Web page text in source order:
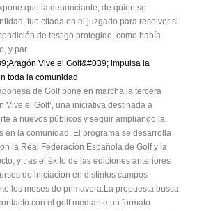
que la denunciante, de quien se
fue citada en el juzgado para resolver si
de testigo protegido, como había
y par
Vive el Golf&#039; impulsa la
toda la comunidad
de Golf pone en marcha la tercera
Vive el Golf’, una iniciativa destinada a
a nuevos públicos y seguir ampliando la
en la comunidad. El programa se desarrolla
la Real Federación Española de Golf y la
y tras el éxito de las ediciones anteriores
de iniciación en distintos campos
los meses de primavera.La propuesta busca
con el golf mediante un formato